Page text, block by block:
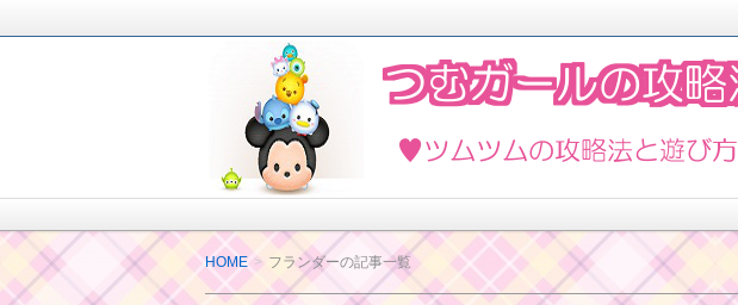
ツムツムの攻略法と遊び方
2018年4月ツムツムを楽しく攻略した実際の方法をまとめてい
ど最新情報も紹介しています。
HOME フランダーの記事一覧